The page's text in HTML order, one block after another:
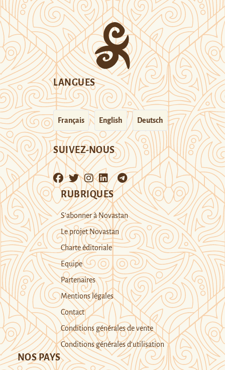
LANGUES
Français English Deutsch
SUIVEZ-NOUS
RUBRIQUES
S’abonner à Novastan
Le projet Novastan
Charte éditoriale
Equipe
Partenaires
Mentions légales
Contact
Conditions générales de vente
Conditions générales d’utilisation
NOS PAYS